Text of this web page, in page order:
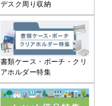
デスク周り収納
書類ケース・ポーチ・クリ
アホルダー特集